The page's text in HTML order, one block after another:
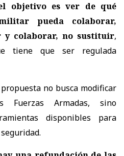
objetivo es ver de qué
pueda colaborar,
y colaborar, no sustituir,
tiene que ser regulada
no busca modificar
Armadas, sino
disponibles para